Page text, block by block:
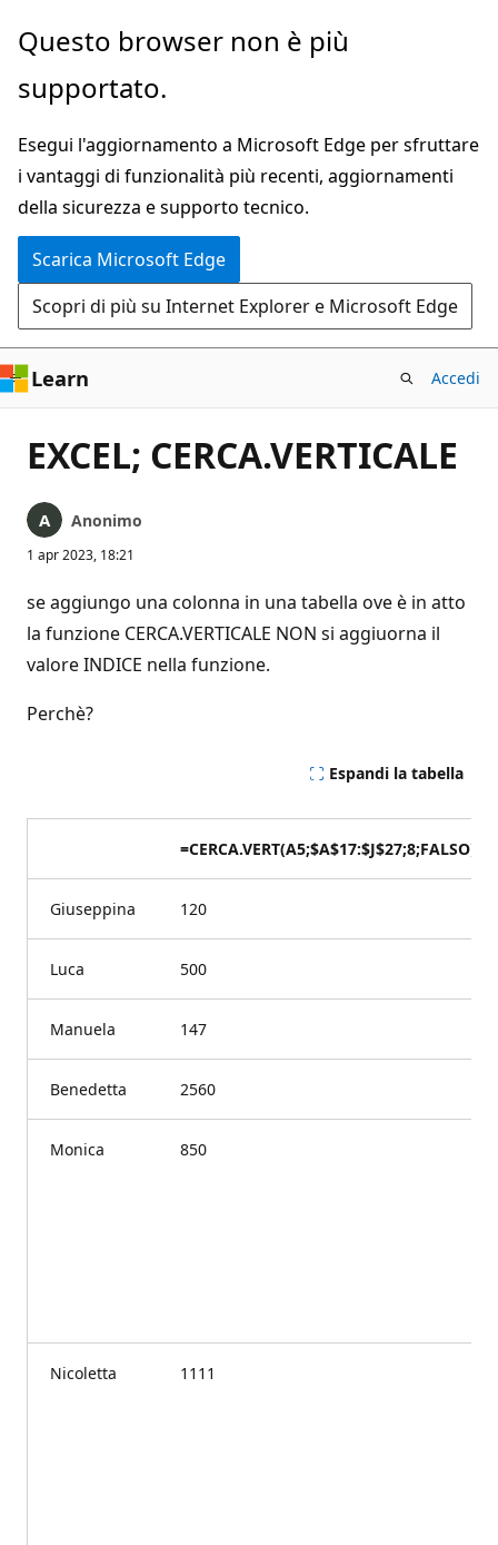
Ignora
passa
contenuto
principale
Questo browser non è più
supportato.
Esegui l'aggiornamento a Microsoft Edge per sfruttare
i vantaggi di funzionalità più recenti, aggiornamenti
della sicurezza e supporto tecnico.
Scarica Microsoft Edge
Scopri di più su Internet Explorer e Microsoft Edge
Learn Accedi
EXCEL; CERCA.VERTICALE
Anonimo
1 apr 2023, 18:21
se aggiungo una colonna in una tabella ove è in atto
la funzione CERCA.VERTICALE NON si aggiuorna il
valore INDICE nella funzione.
Perchè?
Espandi la tabella
=CERCA.VERT(A5;$A$17:$J$27;8;FALSO)
Giuseppina 120
Luca 500
Manuela 147
Benedetta 2560
Monica 850
Nicoletta 1111